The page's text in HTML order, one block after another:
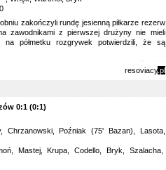
zakończyli rundę jesienną piłkarze rezerw
zawodnikami z pierwszej drużyny nie mieli
półmetku rozgrywek potwierdzili, że są
resoviacy.pl
0:1 (0:1)
Chrzanowski, Poźniak (75' Bazan), Lasota,
Mastej, Krupa, Codello, Bryk, Szalacha,